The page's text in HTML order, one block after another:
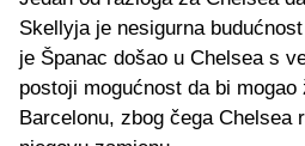
Skellyja je nesigurna
je Španac došao u Chelsea s
postoji mogućnost da bi
Barcelonu, zbog čega Chelsea